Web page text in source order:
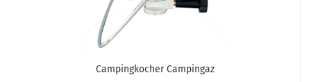
Campingkocher Campingaz